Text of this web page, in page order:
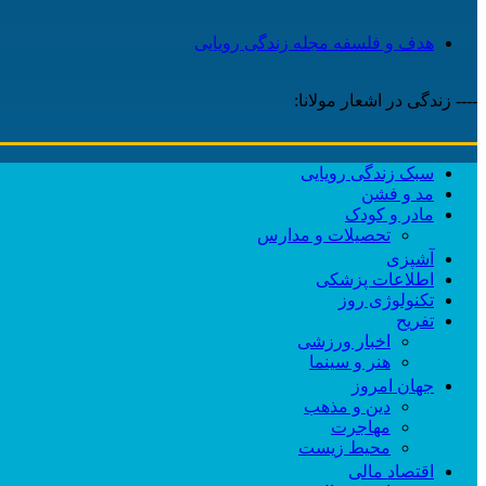
هدف و فلسفه مجله زندگی رویایی
---- زندگی در اشعار مولانا:
سبک زندگی رویایی
مد و فشن
مادر و کودک
تحصیلات و مدارس
آشپزی
اطلاعات پزشکی
تکنولوژی روز
تفریح
اخبار ورزشی
هنر و سینما
جهان امروز
دین و مذهب
مهاجرت
محیط زیست
اقتصاد مالی